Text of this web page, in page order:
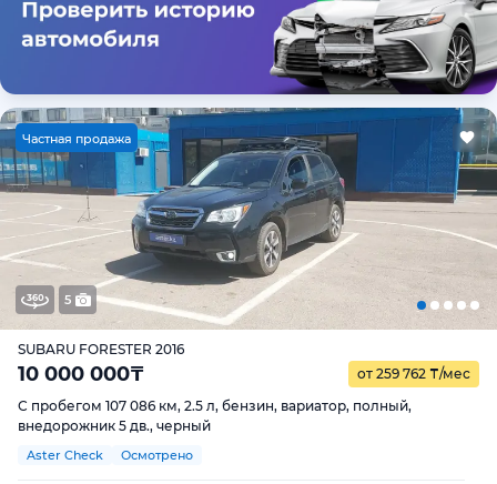
Частная продажа
5
SUBARU FORESTER 2016
10 000 000₸ от 259 762 ₸/мес
С пробегом 107 086 км, 2.5 л, бензин, вариатор, полный,
внедорожник 5 дв., черный
Aster Check Осмотрено